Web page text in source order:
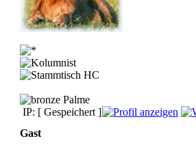
IP: [ Gespeichert ]
Gast